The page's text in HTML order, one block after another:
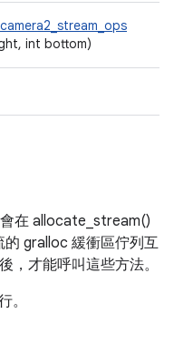
camera2_stream_ops
int bottom)
在 allocate_stream()
的 gralloc 緩衝區佇列互
才能呼叫這些方法。
。